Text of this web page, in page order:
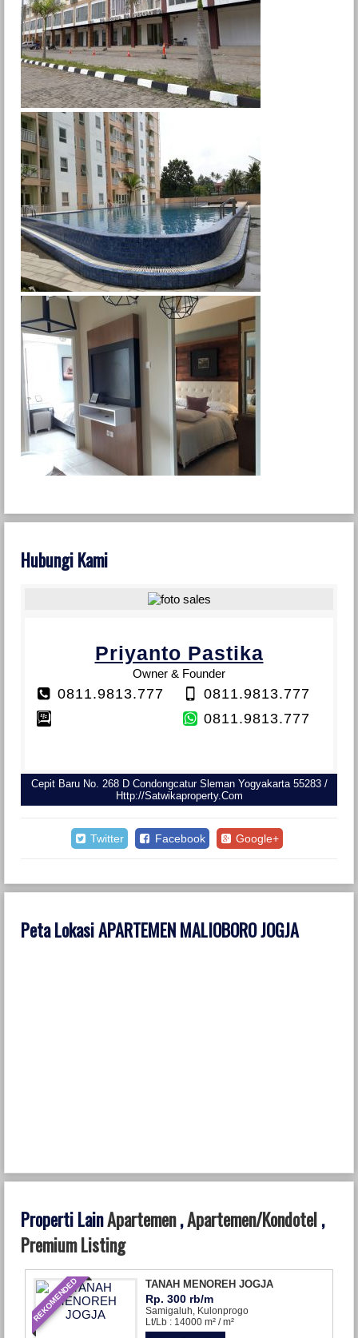
Hubungi Kami
Priyanto Pastika
Owner & Founder
0811.9813.777
0811.9813.777
0811.9813.777
Cepit Baru No. 268 D Condongcatur Sleman Yogyakarta 55283 /
Http://satwikaproperty.com
Twitter Facebook Google+
Peta Lokasi APARTEMEN MALIOBORO JOGJA
Properti LainApartemen,Apartemen/Kondotel,
Premium Listing
REKOMENDED TANAH MENOREH JOGJA
Rp. 300 rb/m
Samigaluh, Kulonprogo
Lt/Lb : 14000 m² / m²